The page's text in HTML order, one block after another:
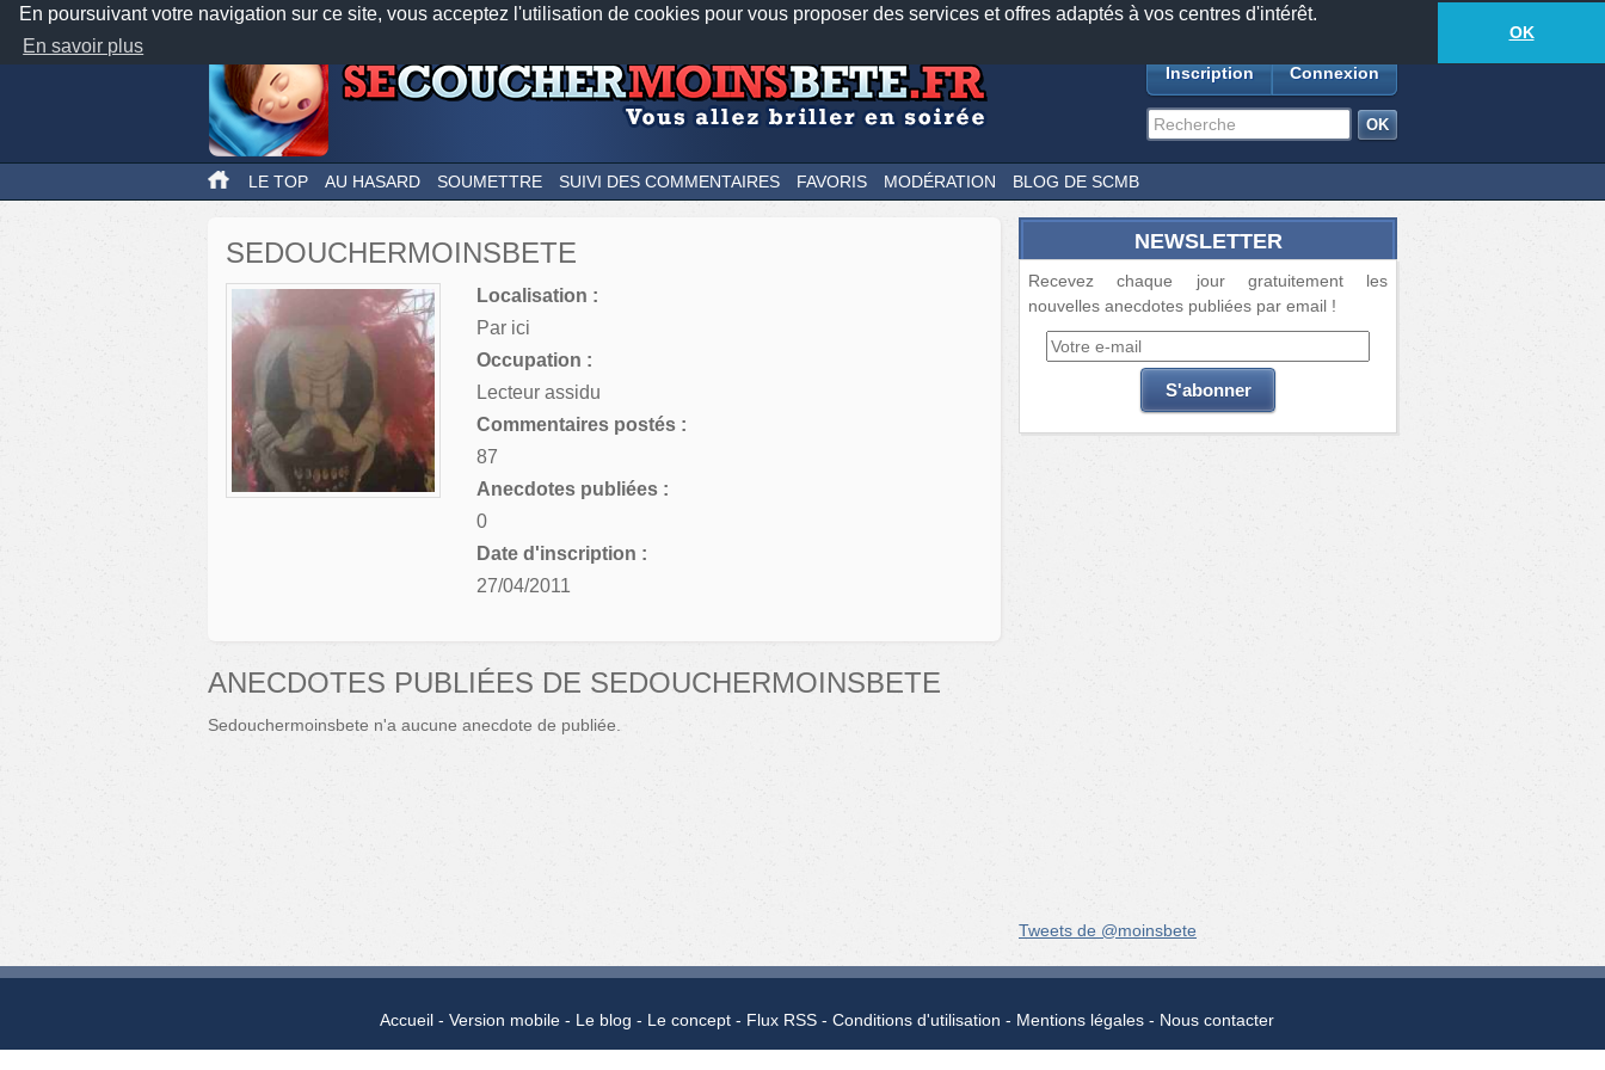
En poursuivant votre navigation sur ce site, vous acceptez l'utilisation de cookies pour vous proposer des services et offres adaptés à vos centres d'intérêt.
En savoir plus
OK
Nos applications mobiles Newsletter Facebook
TwitterFeeds18885anecdotes-590lecteurs connectés
Inscription Connexion
LE TOP AU HASARD SOUMETTRE SUIVI DES COMMENTAIRES FAVORIS MODÉRATION BLOG DE SCMB
SEDOUCHERMOINSBETE
Localisation :
Par ici
Occupation :
Lecteur assidu
Commentaires postés :
87
Anecdotes publiées :
0
Date d'inscription :
27/04/2011
ANECDOTES PUBLIÉES DE SEDOUCHERMOINSBETE
Sedouchermoinsbete n'a aucune anecdote de publiée.
NEWSLETTER
Recevez chaque jour gratuitement les
nouvelles anecdotes publiées par email !
Tweets de @moinsbete
Accueil Version mobile Le blog Le concept Flux RSS Conditions d'utilisation Mentions légales Nous contacter